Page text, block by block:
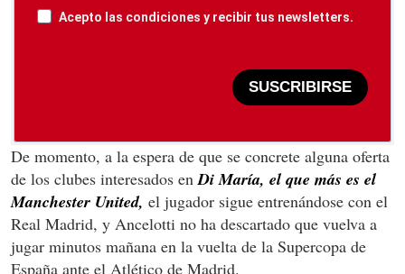
Acepto las condiciones y recibir tus newsletters.
SUSCRIBIRSE
De momento, a la espera de que se concrete alguna oferta
de los clubes interesados en Di María, el que más es el
Manchester United, el jugador sigue entrenándose con el
Real Madrid, y Ancelotti no ha descartado que vuelva a
jugar minutos mañana en la vuelta de la Supercopa de
España ante el Atlético de Madrid.